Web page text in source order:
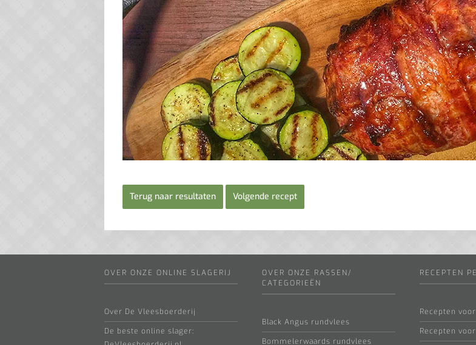
Terug naar resultaten Volgende recept
OVER ONZE ONLINE SLAGERIJ
Over De Vleesboerderij
De beste online slager:
OVER ONZE RASSEN/
CATEGORIEËN
Black Angus rundvlees
Bommelerwaards rundvlees
RECEPTEN
Recepten
Recepten